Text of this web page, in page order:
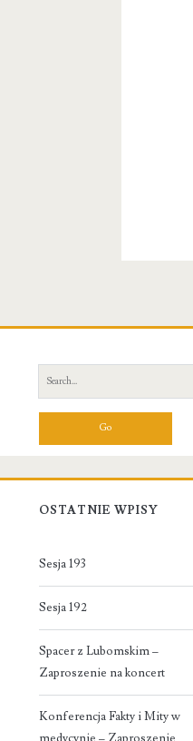
Sidebar
Search
for:
OSTATNIE WPISY
Sesja 193
Sesja 192
Spacer z Lubomskim –
Zaproszenie na koncert
Konferencja Fakty i Mity w